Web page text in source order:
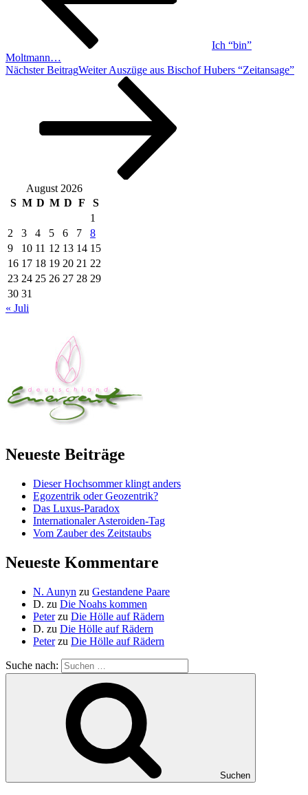
Ich “bin”
Moltmann…
Nächster BeitragWeiter Auszüge aus Bischof Hubers “Zeitansage”
August 2026
S M D M D F
S
1
2
3 4 5 6 7
8
9
10 11 12 13 14 15
16 17 18 19 20 21 22
23 24 25 26 27 28 29
30 31
« Juli
Neueste Beiträge
Dieser Hochsommer klingt anders
Egozentrik oder Geozentrik?
Das Luxus-Paradox
Internationaler Asteroiden-Tag
Vom Zauber des Zeitstaubs
Neueste Kommentare
N. Aunyn zu Gestandene Paare
D. zu Die Noahs kommen
Peterzu Die Hölle auf Rädern
D. zu Die Hölle auf Rädern
Peterzu Die Hölle auf Rädern
Suche nach:
Suchen